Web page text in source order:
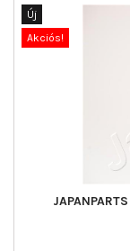
Új
Akciós!